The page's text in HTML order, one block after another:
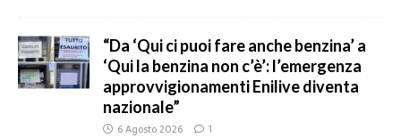
“Da ‘Qui ci puoi fare anche benzina’ a
‘Qui la benzina non c’è’: l’emergenza
approvvigionamenti Enilive diventa
nazionale”
6 Agosto 2026 1